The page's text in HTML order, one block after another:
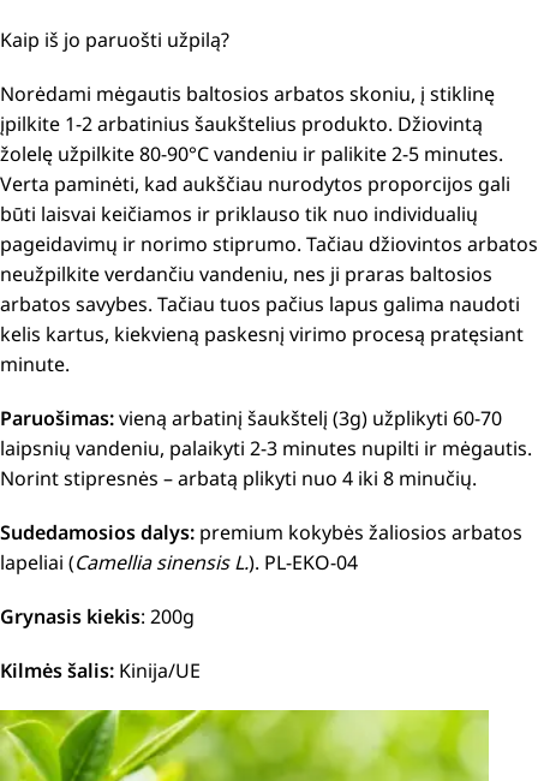
Kaip iš jo paruošti užpilą?
Norėdami mėgautis baltosios arbatos skoniu, į stiklinę
įpilkite 1-2 arbatinius šaukštelius produkto. Džiovintą
žolelę užpilkite 80-90°C vandeniu ir palikite 2-5 minutes.
Verta paminėti, kad aukščiau nurodytos proporcijos gali
būti laisvai keičiamos ir priklauso tik nuo individualių
pageidavimų ir norimo stiprumo. Tačiau džiovintos arbatos
neužpilkite verdančiu vandeniu, nes ji praras baltosios
arbatos savybes. Tačiau tuos pačius lapus galima naudoti
kelis kartus, kiekvieną paskesnį virimo procesą pratęsiant
minute.
Paruošimas:vieną arbatinį šaukštelį (3g) užplikyti 60-70
laipsnių vandeniu, palaikyti 2-3 minutes nupilti ir mėgautis.
Norint stipresnės – arbatą plikyti nuo 4 iki 8 minučių.
Sudedamosios dalys: premium kokybės žaliosios arbatos
lapeliai (Camellia sinensis L.). PL-EKO-04
Grynasis kiekis: 200g
Kilmės šalis: Kinija/UE